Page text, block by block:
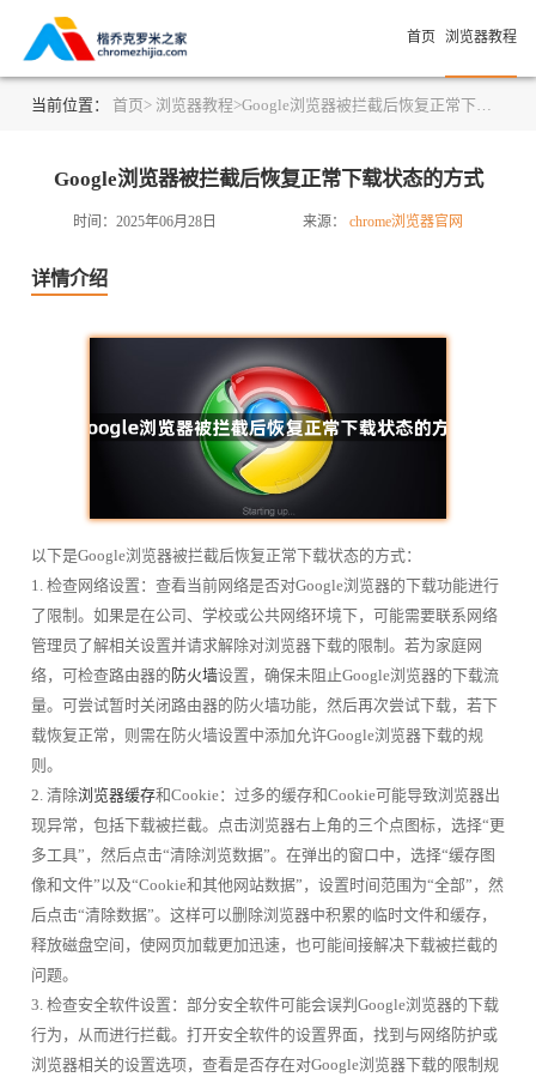
首页 浏览器教程
当前位置： 首页> 浏览器教程>Google浏览器被拦截后恢复正常下载状态的方式
Google浏览器被拦截后恢复正常下载状态的方式
时间：2025年06月28日 来源： chrome浏览器官网
详情介绍
以下是Google浏览器被拦截后恢复正常下载状态的方式：
1. 检查网络设置：查看当前网络是否对Google浏览器的下载功能进行
了限制。如果是在公司、学校或公共网络环境下，可能需要联系网络
管理员了解相关设置并请求解除对浏览器下载的限制。若为家庭网
络，可检查路由器的 防火墙设置，确保未阻止Google浏览器的下载流
量。可尝试暂时关闭路由器的防火墙功能，然后再次尝试下载，若下
载恢复正常，则需在防火墙设置中添加允许Google浏览器下载的规
则。
2. 清除浏览器缓存和Cookie：过多的缓存和Cookie可能导致浏览器出
现异常，包括下载被拦截。点击浏览器右上角的三个点图标，选择“更
多工具”，然后点击“清除浏览数据”。在弹出的窗口中，选择“缓存图
像和文件”以及“Cookie和其他网站数据”，设置时间范围为“全部”，然
后点击“清除数据”。这样可以删除浏览器中积累的临时文件和缓存，
释放磁盘空间，使网页加载更加迅速，也可能间接解决下载被拦截的
问题。
3. 检查安全软件设置：部分安全软件可能会误判Google浏览器的下载
行为，从而进行拦截。打开安全软件的设置界面，找到与网络防护或
浏览器相关的设置选项，查看是否存在对Google浏览器下载的限制规